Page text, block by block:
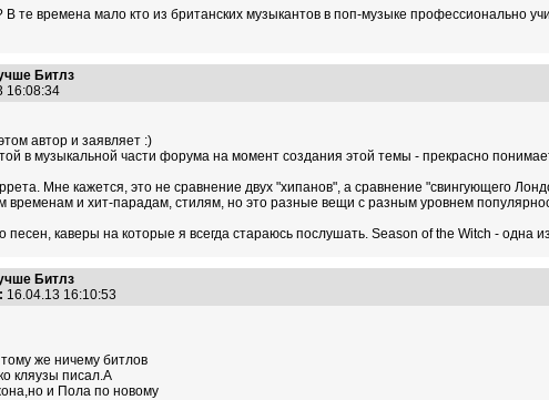
те времена мало кто из британских музыкантов в поп-музыке профессионально
Битлз
16:08:34
автор и заявляет :)
в музыкальной части форума на момент создания этой темы - прекрасно
Мне кажется, это не сравнение двух "хипанов", а сравнение "свингующего
временам и хит-парадам, стилям, но это разные вещи с разным уровнем
песен, каверы на которые я всегда стараюсь послушать. Season of the Witch - одна
Битлз
16.04.13 16:10:53
же ничему битлов
кляузы писал.А
и Пола по новому